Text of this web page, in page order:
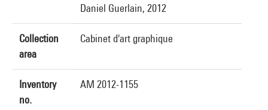
Daniel Guerlain, 2012
Collection
area
Cabinet d'art graphique
Inventory
no.
AM 2012-1155